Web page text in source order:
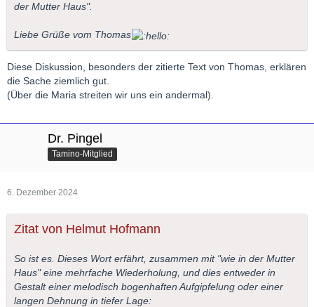
der Mutter Haus".
Liebe Grüße vom Thomas
Diese Diskussion, besonders der zitierte Text von Thomas, erklären
die Sache ziemlich gut.
(Über die Maria streiten wir uns ein andermal).
Dr. Pingel
Tamino-Mitglied
6. Dezember 2024
Zitat von Helmut Hofmann
So ist es. Dieses Wort erfährt, zusammen mit "wie in der Mutter
Haus" eine mehrfache Wiederholung, und dies entweder in
Gestalt einer melodisch bogenhaften Aufgipfelung oder einer
langen Dehnung in tiefer Lage: